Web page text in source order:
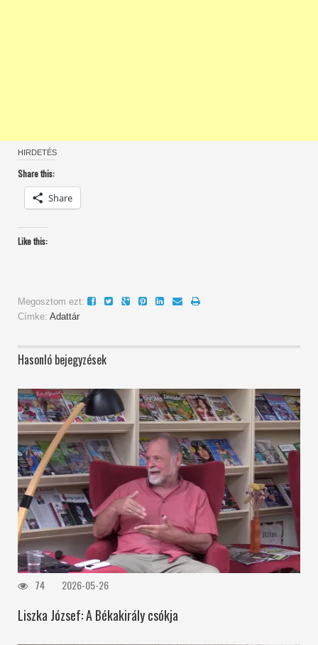
HIRDETÉS
Share this:
Share
Like this:
Megosztom ezt:
Címke: Adattár
Hasonló bejegyzések
74 2026-05-26
Liszka József: A Békakirály csókja